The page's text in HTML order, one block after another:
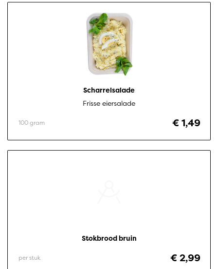
Scharrelsalade
Frisse eiersalade
€ 1,49
100 gram
Stokbrood bruin
€ 2,99
per stuk